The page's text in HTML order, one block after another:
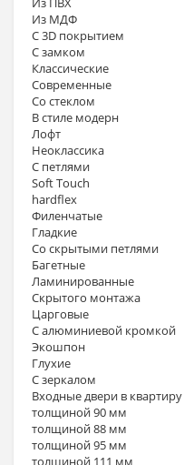
Из МДФ
С 3D покрытием
С замком
Классические
Современные
Со стеклом
В стиле модерн
Лофт
Неоклассика
С петлями
Soft Touch
hardflex
Филенчатые
Гладкие
Со скрытыми петлями
Багетные
Ламинированные
Скрытого монтажа
Царговые
С алюминиевой кромкой
Экошпон
Глухие
С зеркалом
Входные двери в квартиру
толщиной 90 мм
толщиной 88 мм
толщиной 95 мм
толщиной 111 мм